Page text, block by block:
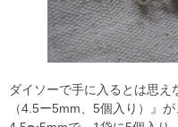
ダイソーで手に入るとは思
（4.5ー5mm、5個入り）』